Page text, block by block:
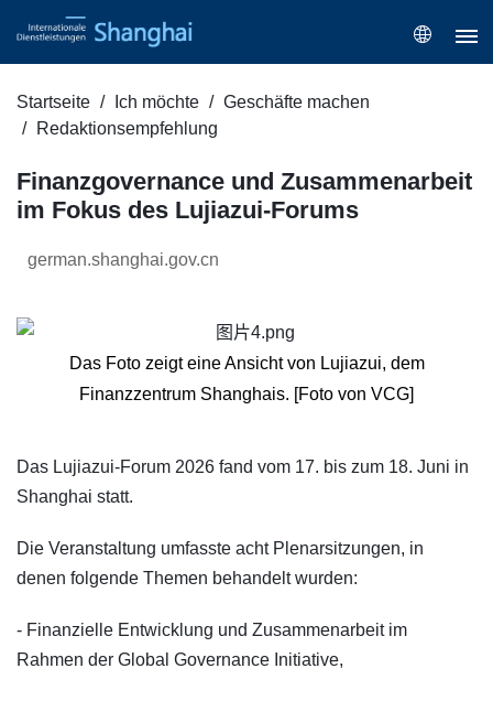
Startseite Ich möchte
Geschäfte machen
Redaktionsempfehlung
Finanzgovernance und Zusammenarbeit
im Fokus des Lujiazui-Forums
german.shanghai.gov.cn
Das Foto zeigt eine Ansicht von Lujiazui, dem
Finanzzentrum Shanghais. [Foto von VCG]
​Das Lujiazui-Forum 2026 fand vom 17. bis zum 18. Juni in
Shanghai statt.
Die Veranstaltung umfasste acht Plenarsitzungen, in
denen folgende Themen behandelt wurden:
- Finanzielle Entwicklung und Zusammenarbeit im
Rahmen der Global Governance Initiative,